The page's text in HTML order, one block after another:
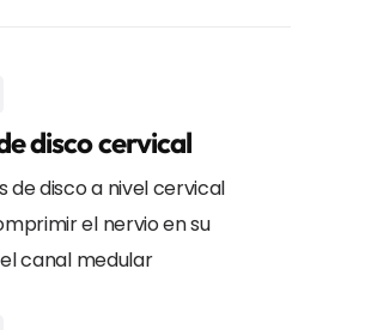
disco cervical
de disco a nivel cervical
el nervio en su
canal medular